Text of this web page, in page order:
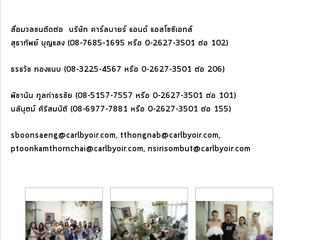
สื่อมวลชนติดต่อ บริษัท คาร์ลบายร์ แอนด์ แอสโซซิเอทส์
สุธาทิพย์ บุญแสง (08-7685-1695 หรือ 0-2627-3501 ต่อ 102)
ธรธวัช ทองแนบ (08-3225-4567 หรือ 0-2627-3501 ต่อ 206)
พิชานัน ทูลกำธรชัย (08-5157-7557 หรือ 0-2627-3501 ต่อ 101)
นลินุตม์ ศิริสมบัติ (08-6977-7881 หรือ 0-2627-3501 ต่อ 155)
sboonsaeng@carlbyoir.com, tthongnab@carlbyoir.com,
ptoonkamthornchai@carlbyoir.com, nsirisombut@carlbyoir.com